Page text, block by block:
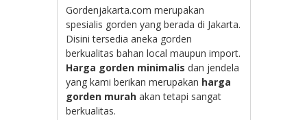
Gordenjakarta.com merupakan
spesialis gorden yang berada di Jakarta.
Disini tersedia aneka gorden
berkualitas bahan local maupun import.
Harga gorden minimalis dan jendela
yang kami berikan merupakan harga
gorden murah akan tetapi sangat
berkualitas.